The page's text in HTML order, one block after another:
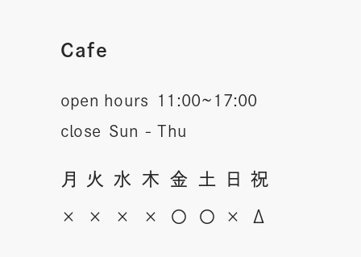
Cafe
open hours 11:00~17:00
close Sun - Thu
月 火 水 木 金 土 日 祝
× × × × 〇 〇 × Δ